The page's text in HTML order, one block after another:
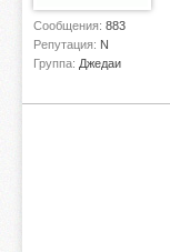
Сообщения: 883
Репутация: N
Группа: Джедаи